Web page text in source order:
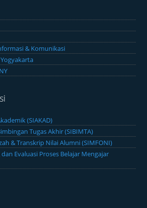
& Komunikasi
(SIAKAD)
Tugas Akhir (SIBIMTA)
& Transkrip Nilai Alumni (SIMFONI)
Evaluasi Proses Belajar Mengajar